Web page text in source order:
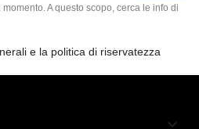
A questo scopo, cerca le info di
e la politica di riservatezza
